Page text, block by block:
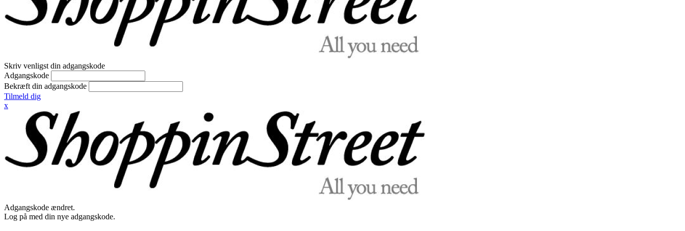
Skriv venligst din adgangskode
Adgangskode
Bekræft din adgangskode
Tilmeld dig
x
Adgangskode ændret.
Log på med din nye adgangskode.